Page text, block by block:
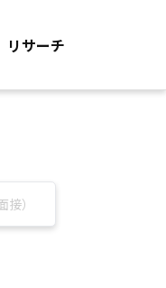
リサーチ